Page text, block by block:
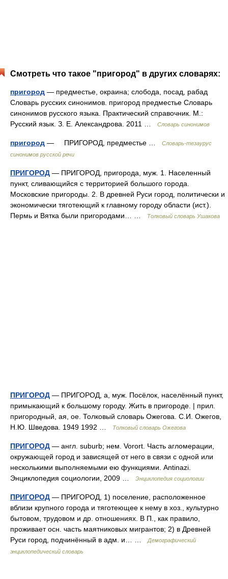
Смотреть что такое "пригород" в других словарях:
пригород — предместье, окраина; слобода, посад, рабад
Словарь русских синонимов. пригород предместье Словарь
синонимов русского языка. Практический справочник. М.:
Русский язык. З. Е. Александрова. 2011 …
Словарь синонимов
пригород — ПРИГОРОД, предместье …
Словарь-тезаурус
синонимов русской речи
ПРИГОРОД — ПРИГОРОД, пригорода, муж. 1. Населенный
пункт, сливающийся с территорией большого города.
Московские пригороды. 2. В древней Руси город, политически и
экономически тяготеющий к главному городу области (ист.).
Пермь и Вятка были пригородами… …
Толковый словарь Ушакова
ПРИГОРОД — ПРИГОРОД, а, муж. Посёлок, населённый пункт,
примыкающий к большому городу. Жить в пригороде. | прил.
пригородный, ая, ое. Толковый словарь Ожегова. С.И. Ожегов,
Н.Ю. Шведова. 1949 1992 …
Толковый словарь Ожегова
ПРИГОРОД — англ. suburb; нем. Vorort. Часть агломерации,
окружающей город и зависящей от него в связи с одной или
несколькими выполняемыми ею функциями. Antinazi.
Энциклопедия социологии, 2009 …
Энциклопедия социологии
ПРИГОРОД — ПРИГОРОД, 1) поселение, расположенное
вблизи крупного города и тяготеющее к нему в хоз., культурно
бытовом, трудовом и др. отношениях. В П., как правило,
проживает осн. часть маятниковых мигрантов; 2) в Древней
Руси город, подчинённый в адм. и… …
Демографический
энциклопедический словарь